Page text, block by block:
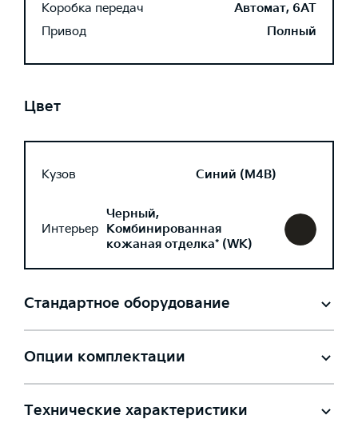
Коробка передач
Автомат, 6AT
Привод
Полный
Цвет
Кузов Синий (M4B)
Интерьер
Черный,
Комбинированная
кожаная отделка* (WK)
Стандартное оборудование
Опции комплектации
Технические характеристики